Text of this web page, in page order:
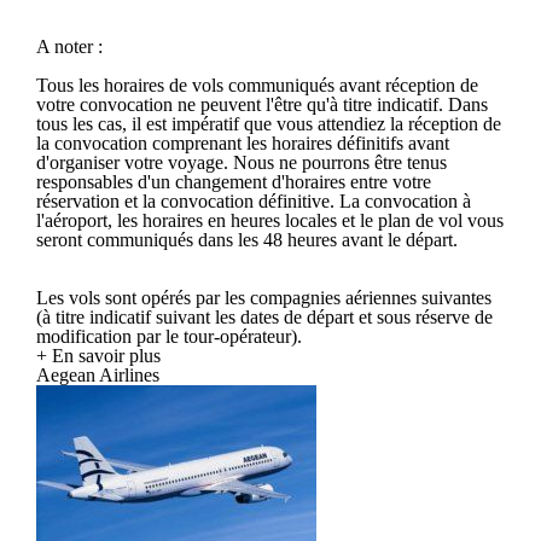
A noter :
Tous les horaires de vols communiqués avant réception de
votre convocation ne peuvent l'être qu'à titre indicatif. Dans
tous les cas, il est impératif que vous attendiez la réception de
la convocation comprenant les horaires définitifs avant
d'organiser votre voyage. Nous ne pourrons être tenus
responsables d'un changement d'horaires entre votre
réservation et la convocation définitive. La convocation à
l'aéroport, les horaires en heures locales et le plan de vol vous
seront communiqués dans les 48 heures avant le départ.
Les vols sont opérés par les compagnies aériennes suivantes
(à titre indicatif suivant les dates de départ et sous réserve de
modification par le tour-opérateur).
+ En savoir plus
Aegean Airlines